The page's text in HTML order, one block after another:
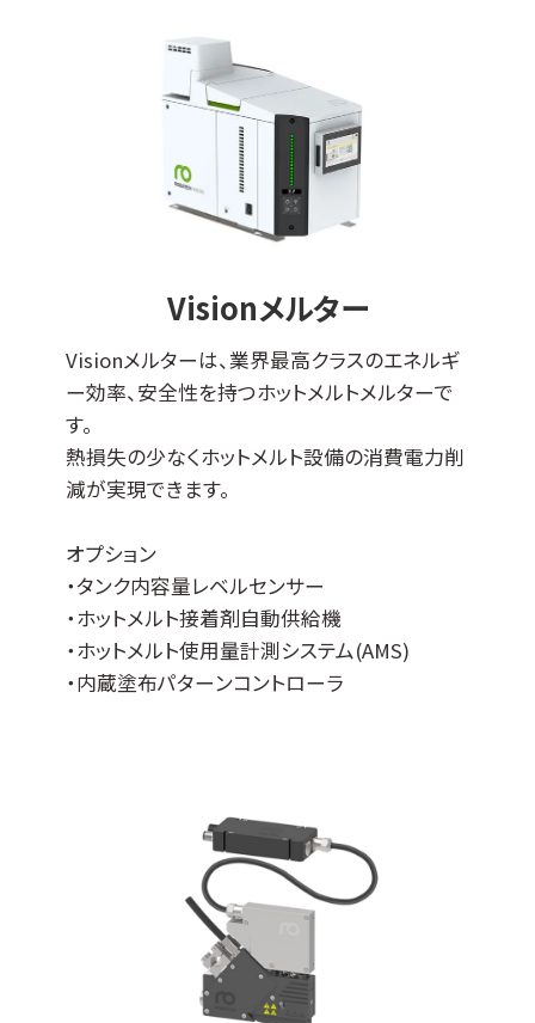
Visionメルター
Visionメルターは、業界最高クラスのエネルギ
ー効率、安全性を持つホットメルトメルターで
す。
熱損失の少なくホットメルト設備の消費電力削
減が実現できます。
オプション
・タンク内容量レベルセンサー
・ホットメルト接着剤自動供給機
・ホットメルト使用量計測システム(AMS)
・内蔵塗布パターンコントローラ